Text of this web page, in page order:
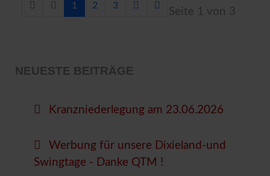
Seite 1 von 3
1 2 3
NEUESTE BEITRÄGE
Kranzniederlegung am 23.06.2026
Werbung für unsere Dixieland-und
Swingtage - Danke QTM !